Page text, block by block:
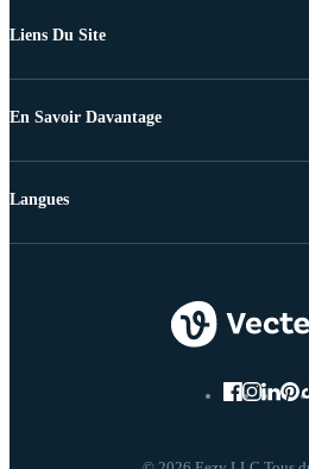
Liens Du Site
En Savoir Davantage
Langues